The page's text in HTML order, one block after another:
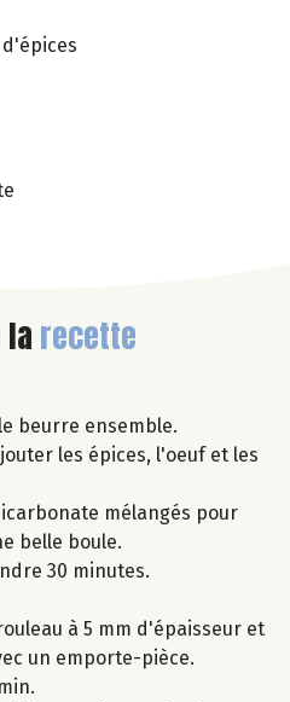
larecette
beurre ensemble.
les épices, l'oeuf et les
mélangés pour
belle boule.
30 minutes.
à 5 mm d'épaisseur et
un emporte-pièce.